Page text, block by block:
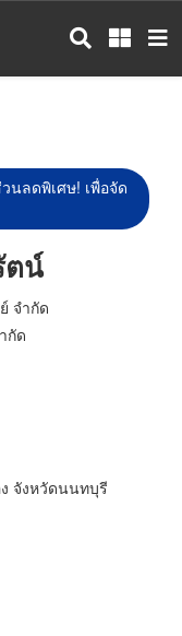
นลดพิเศษ! เพื่อจัด
ตน์
จำกัด
กัด
จังหวัดนนทบุรี